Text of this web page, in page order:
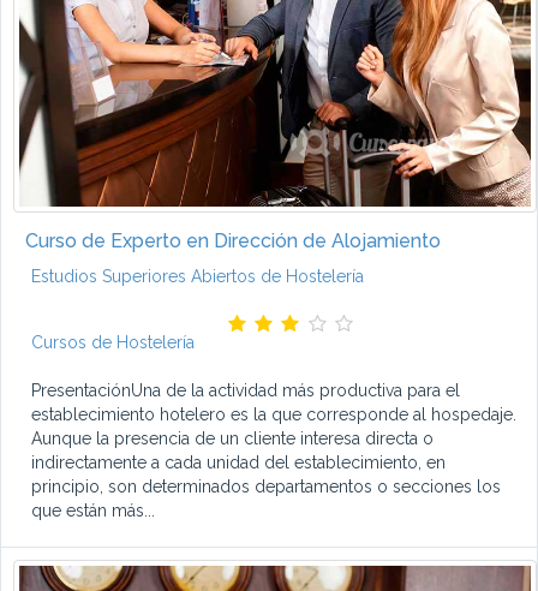
Curso de Experto en Dirección de Alojamiento
Estudios Superiores Abiertos de Hostelería
Cursos de Hostelería
PresentaciónUna de la actividad más productiva para el
establecimiento hotelero es la que corresponde al hospedaje.
Aunque la presencia de un cliente interesa directa o
indirectamente a cada unidad del establecimiento, en
principio, son determinados departamentos o secciones los
que están más...